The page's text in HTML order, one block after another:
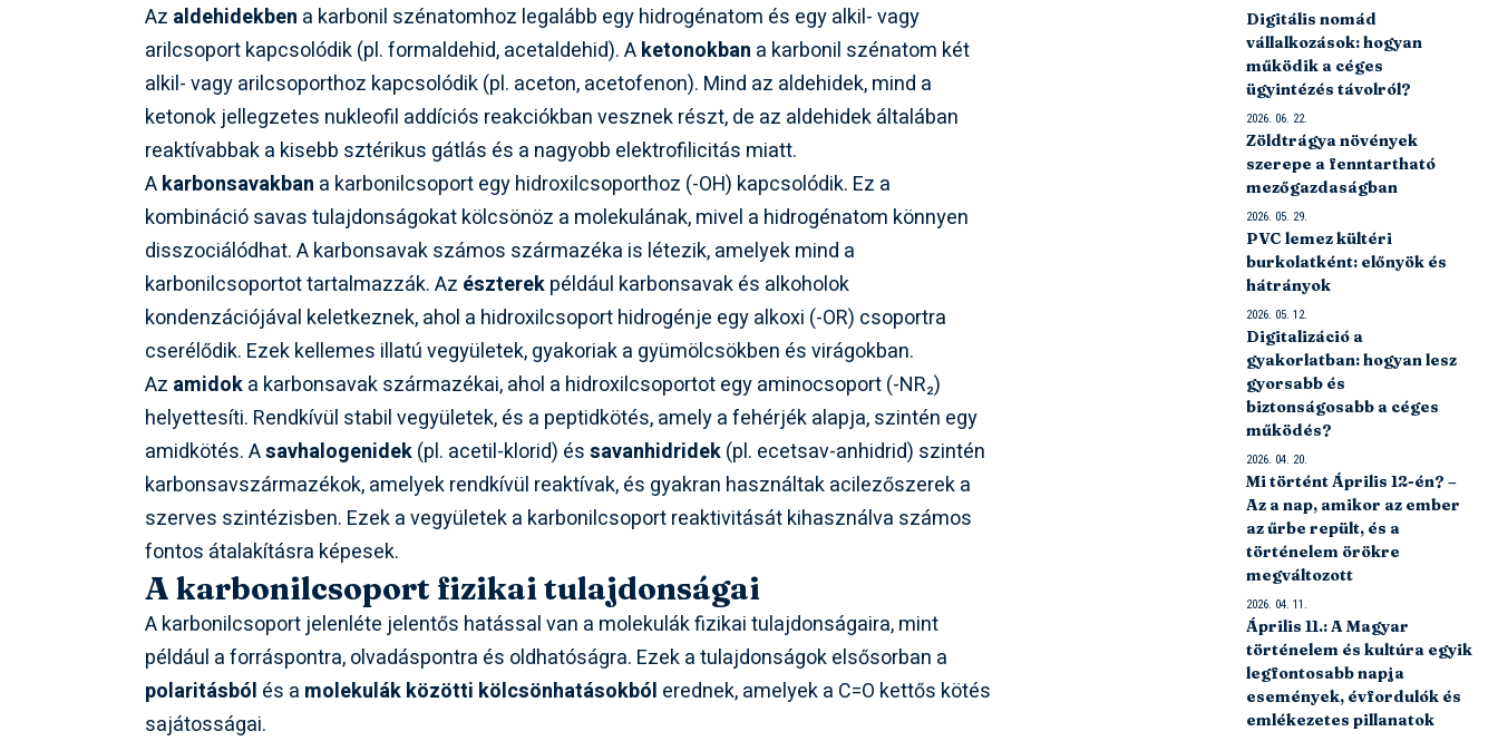
Az aldehidekben a karbonil szénatomhoz legalább egy hidrogénatom és egy alkil- vagy
arilcsoport kapcsolódik (pl. formaldehid, acetaldehid). Aketonokban a karbonil szénatom két
alkil- vagy arilcsoporthoz kapcsolódik (pl. aceton, acetofenon). Mind az aldehidek, mind a
ketonok jellegzetes nukleofil addíciós reakciókban vesznek részt, de az aldehidek általában
reaktívabbak a kisebb sztérikus gátlás és a nagyobb elektrofilicitás miatt.
Akarbonsavakban a karbonilcsoport egy hidroxilcsoporthoz (-OH) kapcsolódik. Ez a
kombináció savas tulajdonságokat kölcsönöz a molekulának, mivel a hidrogénatom könnyen
disszociálódhat. A karbonsavak számos származéka is létezik, amelyek mind a
karbonilcsoportot tartalmazzák. Az észterekpéldául karbonsavak és alkoholok
kondenzációjával keletkeznek, ahol a hidroxilcsoport hidrogénje egy alkoxi (-OR) csoportra
cserélődik. Ezek kellemes illatú vegyületek, gyakoriak a gyümölcsökben és virágokban.
Az amidoka karbonsavak származékai, ahol a hidroxilcsoportot egy aminocsoport (-NR₂)
helyettesíti. Rendkívül stabil vegyületek, és a peptidkötés, amely a fehérjék alapja, szintén egy
amidkötés. Asavhalogenidek(pl. acetil-klorid) éssavanhidridek(pl. ecetsav-anhidrid) szintén
karbonsavszármazékok, amelyek rendkívül reaktívak, és gyakran használtak acilezőszerek a
szerves szintézisben. Ezek a vegyületek a karbonilcsoport reaktivitását kihasználva számos
fontos átalakításra képesek.
A karbonilcsoport fizikai tulajdonságai
A karbonilcsoport jelenléte jelentős hatással van a molekulák fizikai tulajdonságaira, mint
például a forráspontra, olvadáspontra és oldhatóságra. Ezek a tulajdonságok elsősorban a
polaritásból és a molekulák közötti kölcsönhatásokból erednek, amelyek a C=O kettős kötés
sajátosságai.
Digitális nomád
vállalkozások: hogyan
működik a céges
ügyintézés távolról?
2026. 06. 22.
Zöldtrágya növények
szerepe a fenntartható
mezőgazdaságban
2026. 05. 29.
PVC lemez kültéri
burkolatként: előnyök és
hátrányok
2026. 05. 12.
Digitalizáció a
gyakorlatban: hogyan lesz
gyorsabb és
biztonságosabb a céges
működés?
2026. 04. 20.
Mi történt Április 12-én? –
Az a nap, amikor az ember
az űrbe repült, és a
történelem örökre
megváltozott
2026. 04. 11.
Április 11.: A Magyar
történelem és kultúra egyik
legfontosabb napja
események, évfordulók és
emlékezetes pillanatok